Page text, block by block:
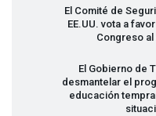
El Comité de
EE.UU. vota a
Congreso
El Gobierno de
desmantelar el
educación